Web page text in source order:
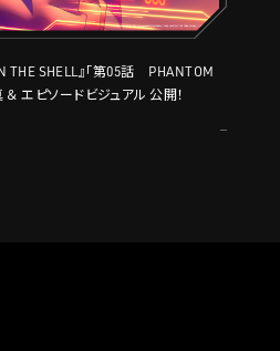
THE SHELL』「第05話 PHANTOM
エピソードビジュアル 公開！